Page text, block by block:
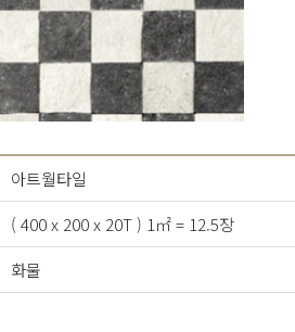
아트월타일
( 400 x 200 x 20T ) 1㎡ = 12.5장
화물